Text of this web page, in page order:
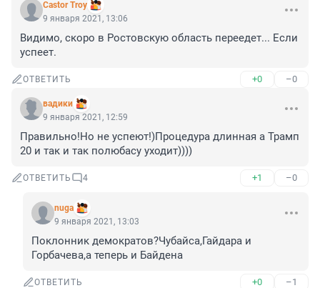
Castor Troy
9 января 2021, 13:06
Видимо, скоро в Ростовскую область переедет... Если
успеет.
ОТВЕТИТЬ +0 –0
вадики
9 января 2021, 12:59
Правильно!Но не успеют!)Процедура длинная а Трамп
20 и так и так полюбасу уходит))))
ОТВЕТИТЬ 4 +1 –0
nuga
9 января 2021, 13:03
Поклонник демократов?Чубайса,Гайдара и
Горбачева,а теперь и Байдена
ОТВЕТИТЬ +0 –1